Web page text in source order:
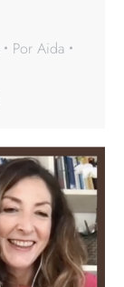
Por Aida